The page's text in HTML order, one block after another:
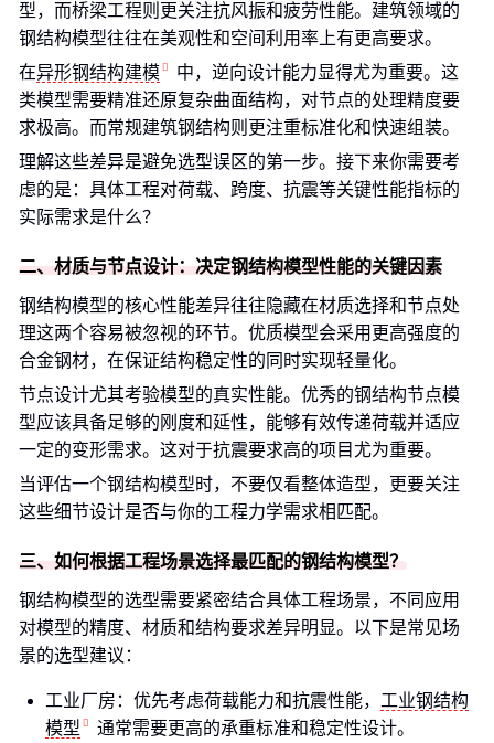
型，而桥梁工程则更关注抗风振和疲劳性能。建筑领域的
钢结构模型往往在美观性和空间利用率上有更高要求。
在异形钢结构建模
中，逆向设计能力显得尤为重要。这
类模型需要精准还原复杂曲面结构，对节点的处理精度要
求极高。而常规建筑钢结构则更注重标准化和快速组装。
理解这些差异是避免选型误区的第一步。接下来你需要考
虑的是：具体工程对荷载、跨度、抗震等关键性能指标的
实际需求是什么？
二、材质与节点设计：决定钢结构模型性能的关键因素
钢结构模型的核心性能差异往往隐藏在材质选择和节点处
理这两个容易被忽视的环节。优质模型会采用更高强度的
合金钢材，在保证结构稳定性的同时实现轻量化。
节点设计尤其考验模型的真实性能。优秀的钢结构节点模
型应该具备足够的刚度和延性，能够有效传递荷载并适应
一定的变形需求。这对于抗震要求高的项目尤为重要。
当评估一个钢结构模型时，不要仅看整体造型，更要关注
这些细节设计是否与你的工程力学需求相匹配。
三、如何根据工程场景选择最匹配的钢结构模型？
钢结构模型的选型需要紧密结合具体工程场景，不同应用
对模型的精度、材质和结构要求差异明显。以下是常见场
景的选型建议：
工业厂房：优先考虑荷载能力和抗震性能， 工业钢结构
模型
通常需要更高的承重标准和稳定性设计。